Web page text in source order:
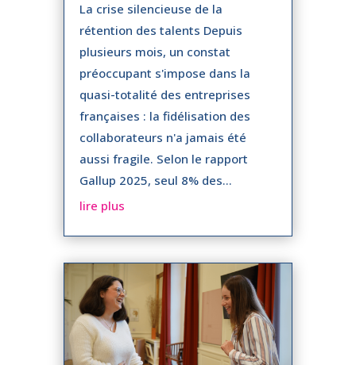
La crise silencieuse de la
rétention des talents Depuis
plusieurs mois, un constat
préoccupant s'impose dans la
quasi-totalité des entreprises
françaises : la fidélisation des
collaborateurs n'a jamais été
aussi fragile. Selon le rapport
Gallup 2025, seul 8% des...
lire plus